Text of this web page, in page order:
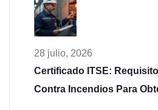
28 julio, 2026
Certificado ITSE:
Contra Incendios Para